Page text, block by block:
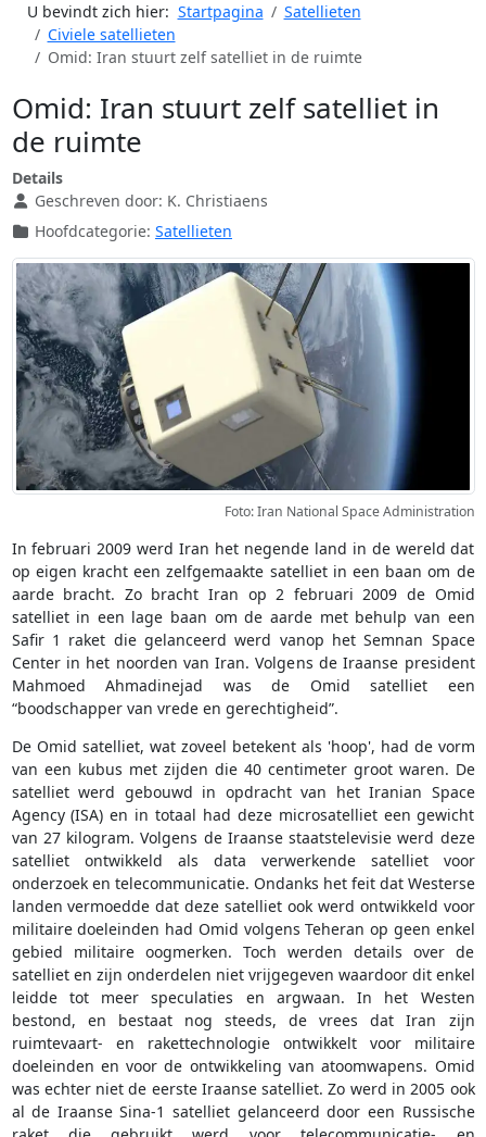
U bevindt zich hier: Startpagina
Satellieten
Civiele satellieten
Omid: Iran stuurt zelf satelliet in de ruimte
Omid: Iran stuurt zelf satelliet in
de ruimte
Details
Geschreven door: K. Christiaens
Hoofdcategorie: Satellieten
Foto: Iran National Space Administration
In februari 2009 werd Iran het negende land in de wereld dat
op eigen kracht een zelfgemaakte satelliet in een baan om de
aarde bracht. Zo bracht Iran op 2 februari 2009 de Omid
satelliet in een lage baan om de aarde met behulp van een
Safir 1 raket die gelanceerd werd vanop het Semnan Space
Center in het noorden van Iran. Volgens de Iraanse president
Mahmoed Ahmadinejad was de Omid satelliet een
“boodschapper van vrede en gerechtigheid”.
De Omid satelliet, wat zoveel betekent als 'hoop', had de vorm
van een kubus met zijden die 40 centimeter groot waren. De
satelliet werd gebouwd in opdracht van het Iranian Space
Agency (ISA) en in totaal had deze microsatelliet een gewicht
van 27 kilogram. Volgens de Iraanse staatstelevisie werd deze
satelliet ontwikkeld als data verwerkende satelliet voor
onderzoek en telecommunicatie. Ondanks het feit dat Westerse
landen vermoedde dat deze satelliet ook werd ontwikkeld voor
militaire doeleinden had Omid volgens Teheran op geen enkel
gebied militaire oogmerken. Toch werden details over de
satelliet en zijn onderdelen niet vrijgegeven waardoor dit enkel
leidde tot meer speculaties en argwaan. In het Westen
bestond, en bestaat nog steeds, de vrees dat Iran zijn
ruimtevaart- en rakettechnologie ontwikkelt voor militaire
doeleinden en voor de ontwikkeling van atoomwapens. Omid
was echter niet de eerste Iraanse satelliet. Zo werd in 2005 ook
al de Iraanse Sina-1 satelliet gelanceerd door een Russische